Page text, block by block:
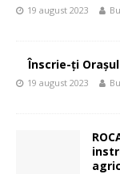
19 august 2023
Înscrie-ți
19 august 2023